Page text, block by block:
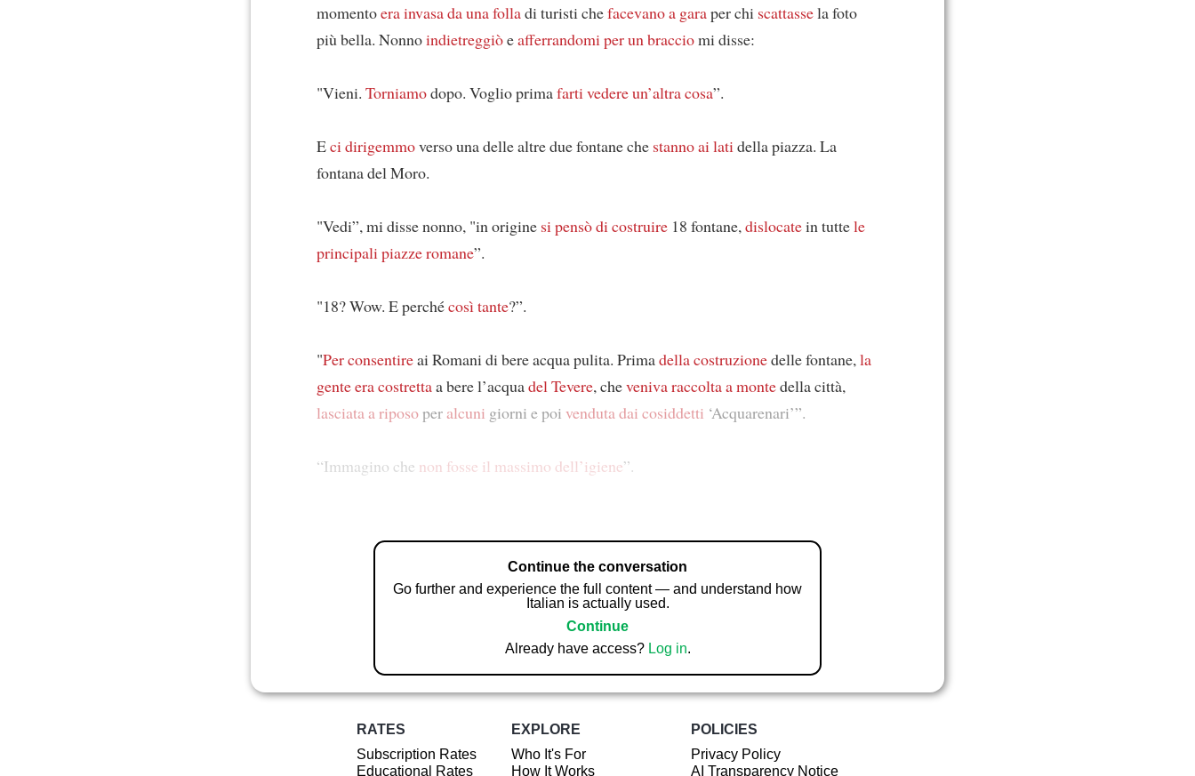
momentoera invasada una folladi turisti chefacevano a garaper chi scattassela foto
più bella. Nonnoindietreggiòeafferrandomi per un bracciomi disse:
"Vieni. Torniamodopo. Voglio primafarti vedere un’altra cosa”.
Eci dirigemmoverso una delle altre due fontane che stanno ai latidella piazza. La
fontana del Moro.
"Vedi”, mi disse nonno, "in origine si pensò di costruire 18 fontane,dislocatein tuttele
principalipiazze romane”.
"18? Wow. E perchécosì tante?”.
"Per consentireai Romani di bere acqua pulita. Primadella costruzionedelle fontane,la
genteera costrettaa bere l’acquadel Tevere, cheveniva raccoltaa montedella città,
lasciata a riposoperalcuni giorni e poi vendutadai cosiddetti ‘Acquarenari’”.
“Immagino che non fosse il massimo dell’igiene”.
Continue the conversation
Go further and experience the full content — and understand how
Italian is actually used.
Continue
Already have access? Log in.
RATES
Subscription Rates
Educational Rates
EXPLORE
Who It's For
How It Works
POLICIES
Privacy Policy
AI Transparency Notice